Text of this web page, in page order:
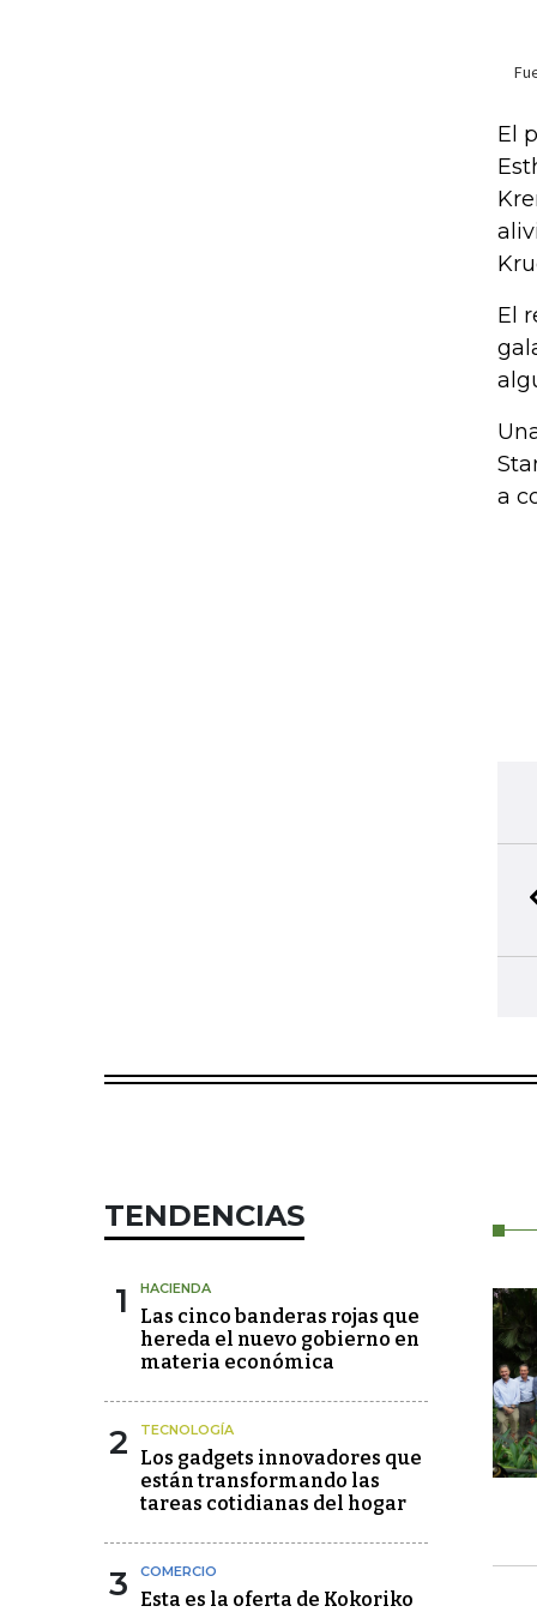
El
El
a
TENDENCIAS
1 HACIENDA
Las cinco banderas rojas que
hereda el nuevo gobierno en
materia económica
2 TECNOLOGÍA
Los gadgets innovadores que
están transformando las
tareas cotidianas del hogar
3 COMERCIO
Esta es la oferta de Kokoriko